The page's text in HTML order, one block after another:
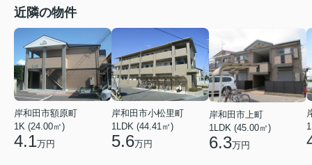
近隣の物件
岸和田市額原町
1K (24.00㎡)
4.1万円
岸和田市小松里町
1LDK (44.41㎡)
5.6万円
岸和田市上町
1LDK (45.00㎡)
6.3万円